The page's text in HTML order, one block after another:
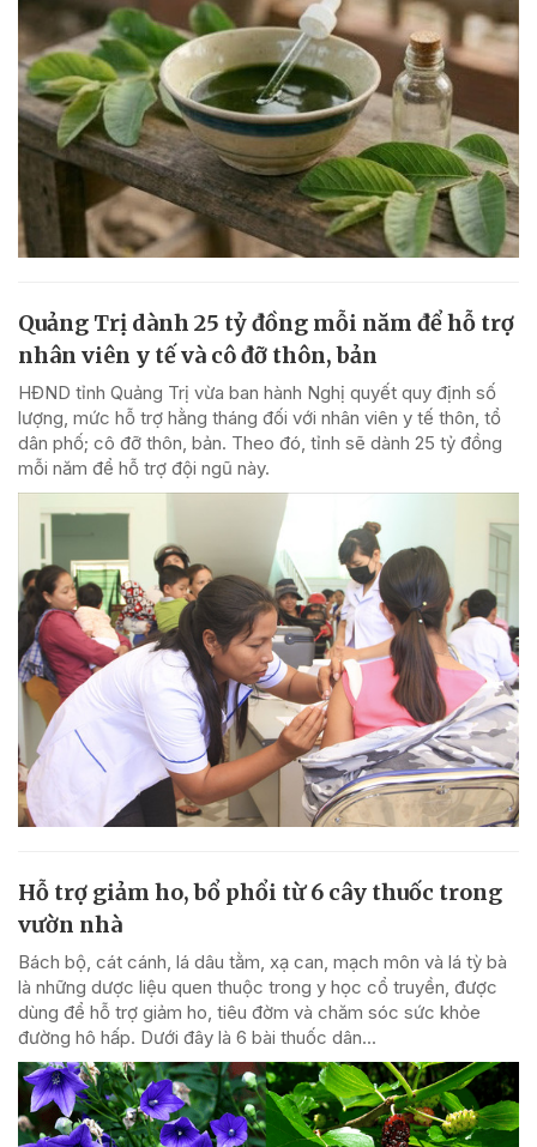
Quảng Trị dành 25 tỷ đồng mỗi năm để hỗ trợ
nhân viên y tế và cô đỡ thôn, bản
HĐND tỉnh Quảng Trị vừa ban hành Nghị quyết quy định số
lượng, mức hỗ trợ hằng tháng đối với nhân viên y tế thôn, tổ
dân phố; cô đỡ thôn, bản. Theo đó, tỉnh sẽ dành 25 tỷ đồng
mỗi năm để hỗ trợ đội ngũ này.
Hỗ trợ giảm ho, bổ phổi từ 6 cây thuốc trong
vườn nhà
Bách bộ, cát cánh, lá dâu tằm, xạ can, mạch môn và lá tỳ bà
là những dược liệu quen thuộc trong y học cổ truyền, được
dùng để hỗ trợ giảm ho, tiêu đờm và chăm sóc sức khỏe
đường hô hấp. Dưới đây là 6 bài thuốc dân...